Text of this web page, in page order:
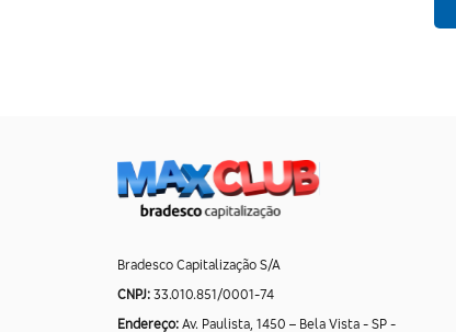
CNS
Cotton On
Dakota
Bradesco Capitalização S/A
CNPJ: 33.010.851/0001-74
Endereço: Av. Paulista, 1450 – Bela Vista - SP -